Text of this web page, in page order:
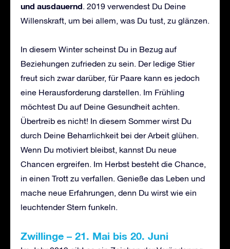
und ausdauernd. 2019 verwendest Du Deine
Willenskraft, um bei allem, was Du tust, zu glänzen.
In diesem Winter scheinst Du in Bezug auf
Beziehungen zufrieden zu sein. Der ledige Stier
freut sich zwar darüber, für Paare kann es jedoch
eine Herausforderung darstellen. Im Frühling
möchtest Du auf Deine Gesundheit achten.
Übertreib es nicht! In diesem Sommer wirst Du
durch Deine Beharrlichkeit bei der Arbeit glühen.
Wenn Du motiviert bleibst, kannst Du neue
Chancen ergreifen. Im Herbst besteht die Chance,
in einen Trott zu verfallen. Genieße das Leben und
mache neue Erfahrungen, denn Du wirst wie ein
leuchtender Stern funkeln.
Zwillinge – 21. Mai bis 20. Juni